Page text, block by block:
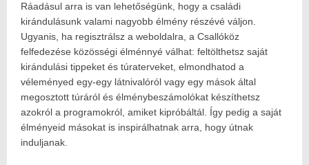
Ráadásul arra is van lehetőségünk, hogy a családi
kirándulásunk valami nagyobb élmény részévé váljon.
Ugyanis, ha regisztrálsz a weboldalra, a Csallóköz
felfedezése közösségi élménnyé válhat: feltölthetsz saját
kirándulási tippeket és túraterveket, elmondhatod a
véleményed egy-egy látnivalóról vagy egy mások által
megosztott túráról és élménybeszámolókat készíthetsz
azokról a programokról, amiket kipróbáltál. Így pedig a saját
élményeid másokat is inspirálhatnak arra, hogy útnak
induljanak.